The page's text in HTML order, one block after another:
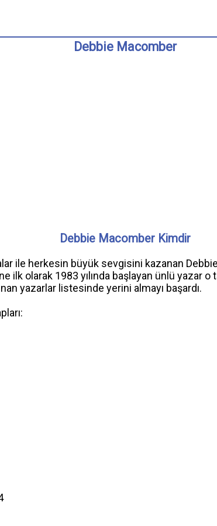
Debbie Macomber
Debbie Macomber Kimdir
ile herkesin büyük sevgisini kazanan
ilk olarak 1983 yılında başlayan ünlü yazar
yazarlar listesinde yerini almayı başardı.